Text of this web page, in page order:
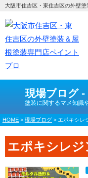
大阪市住吉区・東住吉区の外壁
現場ブログ
塗装に関するマメ知識
HOME > 現場ブログ > エポキシレ
エポキシレ